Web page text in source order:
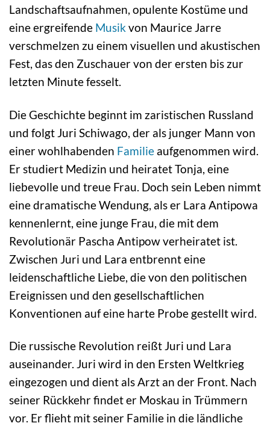
Landschaftsaufnahmen, opulente Kostüme und
eine ergreifende Musik von Maurice Jarre
verschmelzen zu einem visuellen und akustischen
Fest, das den Zuschauer von der ersten bis zur
letzten Minute fesselt.
Die Geschichte beginnt im zaristischen Russland
und folgt Juri Schiwago, der als junger Mann von
einer wohlhabenden Familie aufgenommen wird.
Er studiert Medizin und heiratet Tonja, eine
liebevolle und treue Frau. Doch sein Leben nimmt
eine dramatische Wendung, als er Lara Antipowa
kennenlernt, eine junge Frau, die mit dem
Revolutionär Pascha Antipow verheiratet ist.
Zwischen Juri und Lara entbrennt eine
leidenschaftliche Liebe, die von den politischen
Ereignissen und den gesellschaftlichen
Konventionen auf eine harte Probe gestellt wird.
Die russische Revolution reißt Juri und Lara
auseinander. Juri wird in den Ersten Weltkrieg
eingezogen und dient als Arzt an der Front. Nach
seiner Rückkehr findet er Moskau in Trümmern
vor. Er flieht mit seiner Familie in die ländliche